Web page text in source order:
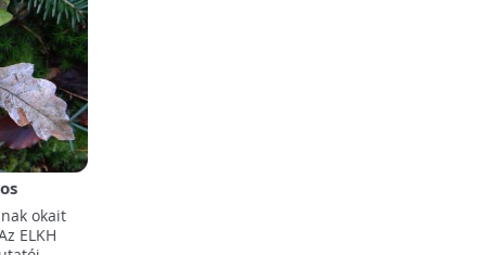
elmélete
okait
ELKH